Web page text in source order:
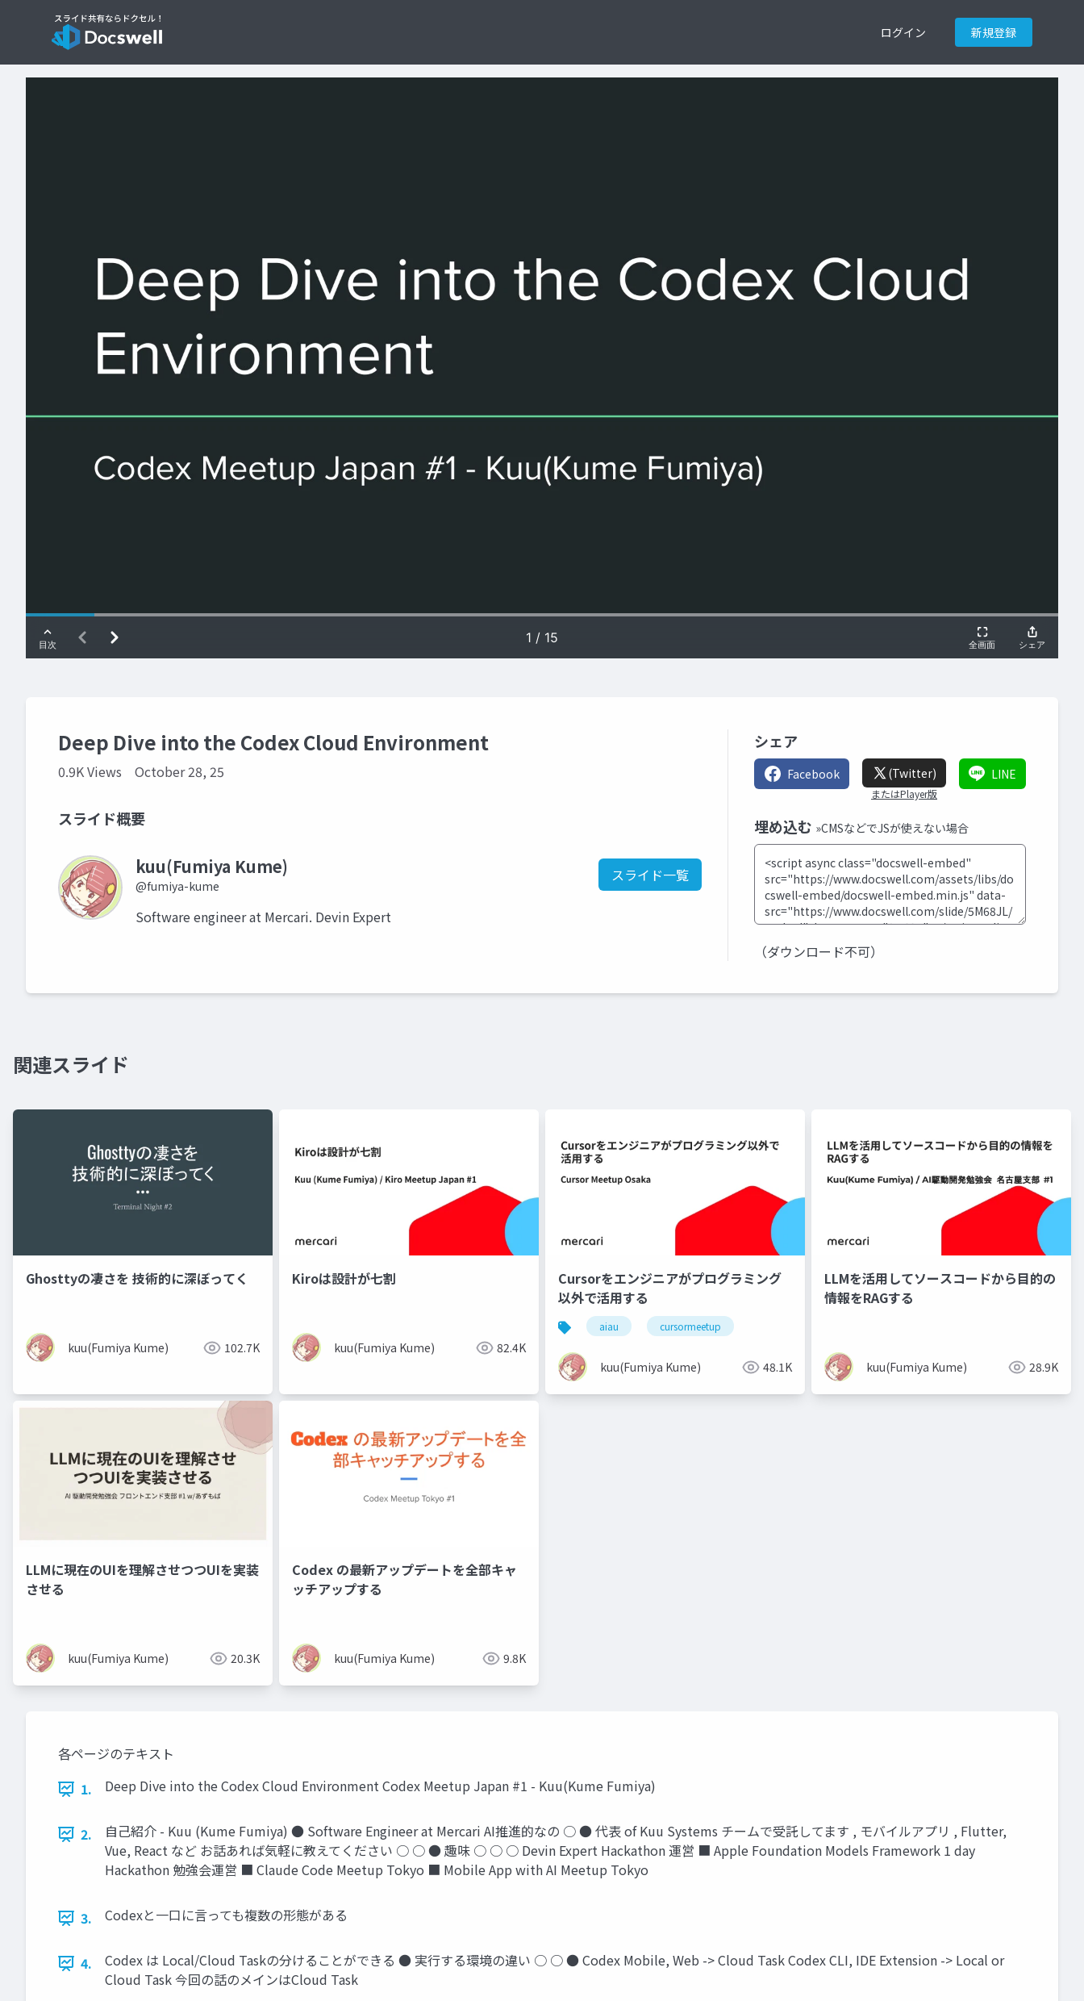
ログイン 新規登録
Deep Dive into the Codex Cloud Environment
0.9K Views October 28, 25
スライド概要
kuu(Fumiya Kume)
@fumiya-kume
スライド一覧
Software engineer at Mercari. Devin Expert
シェア
Facebook (Twitter)
またはPlayer版
LINE
埋め込む »CMSなどでJSが使えない場合
（ダウンロード不可）
関連スライド
Ghosttyの凄さを 技術的に深ぼってく
kuu(Fumiya Kume) 102.7K
Kiroは設計が七割
kuu(Fumiya Kume) 82.4K
Cursorをエンジニアがプログラミング
以外で活用する
aiau cursormeetup
kuu(Fumiya Kume) 48.1K
LLMを活用してソースコードから目的の
情報をRAGする
kuu(Fumiya Kume) 28.9K
LLMに現在のUIを理解させつつUIを実装
させる
kuu(Fumiya Kume) 20.3K
Codex の最新アップデートを全部キャ
ッチアップする
kuu(Fumiya Kume) 9.8K
各ページのテキスト
1.
Deep Dive into the Codex Cloud Environment Codex Meetup Japan #1 - Kuu(Kume Fumiya)
2.
自己紹介 - Kuu (Kume Fumiya) ● Software Engineer at Mercari AI推進的なの ○ ● 代表 of Kuu Systems チームで受託してます , モバイルアプリ , Flutter,
Vue, React など お話あれば気軽に教えてください ○ ○ ● 趣味 ○ ○ ○ Devin Expert Hackathon 運営 ■ Apple Foundation Models Framework 1 day
Hackathon 勉強会運営 ■ Claude Code Meetup Tokyo ■ Mobile App with AI Meetup Tokyo
3. Codexと一口に言っても複数の形態がある
4.
Codex は Local/Cloud Taskの分けることができる ● 実行する環境の違い ○ ○ ● Codex Mobile, Web -> Cloud Task Codex CLI, IDE Extension -> Local or
Cloud Task 今回の話のメインはCloud Task